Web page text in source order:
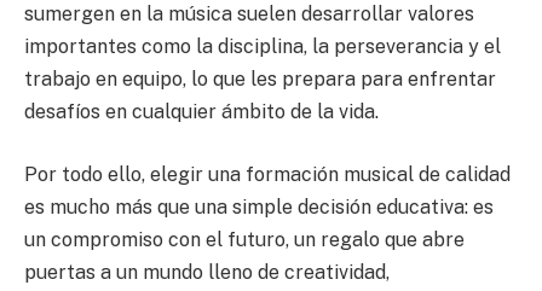
sumergen en la música suelen desarrollar valores
importantes como la disciplina, la perseverancia y el
trabajo en equipo, lo que les prepara para enfrentar
desafíos en cualquier ámbito de la vida.
Por todo ello, elegir una formación musical de calidad
es mucho más que una simple decisión educativa: es
un compromiso con el futuro, un regalo que abre
puertas a un mundo lleno de creatividad,